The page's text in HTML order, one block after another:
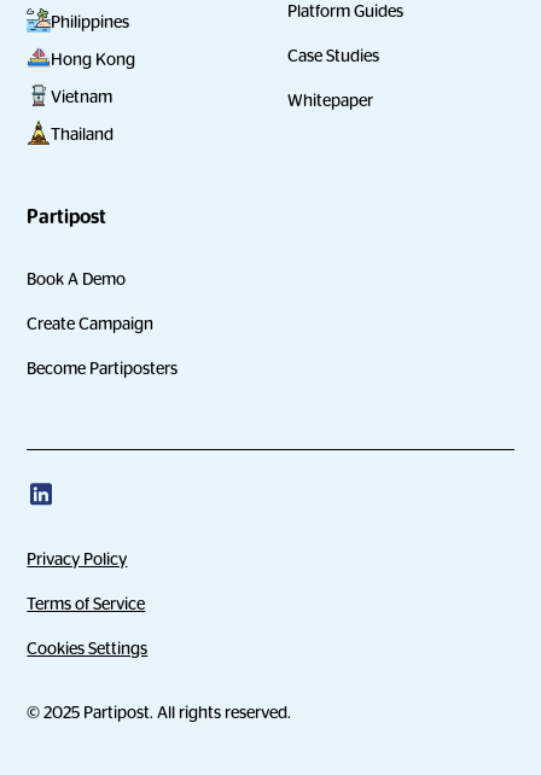
Philippines
Hong Kong
Vietnam
Thailand
Platform Guides
Case Studies
Whitepaper
Partipost
Book A Demo
Create Campaign
Become Partiposters
© 2025 Partipost. All rights reserved.
Privacy Policy
Terms of Service
Cookies Settings